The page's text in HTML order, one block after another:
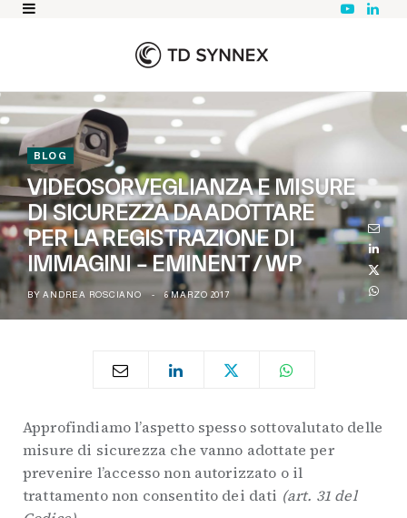
Y
b
L
BLOG
VIDEOSORVEGLIANZA E MISURE
DI SICUREZZA DA ADOTTARE
PER LA REGISTRAZIONE DI
IMMAGINI – EMINENT / WP
BY ANDREA ROSCIANO 6 MARZO 2017
Approfindiamo l’aspetto spesso sottovalutato delle
misure di sicurezza che vanno adottate per
prevenire l’accesso non autorizzato o il
trattamento non consentito dei dati (art. 31 del